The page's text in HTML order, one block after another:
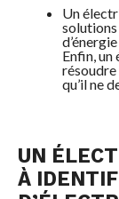
Un
Enfin,
qu’il ne
UN
À